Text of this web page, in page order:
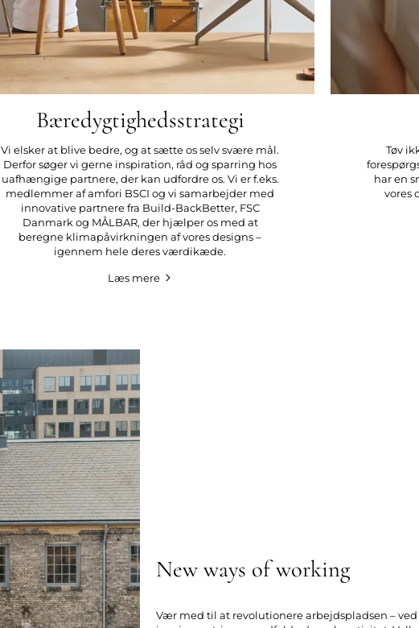
Bæredygtighedsstrategi
Vi elsker at blive bedre, og at sætte os selv svære mål.
Derfor søger vi gerne inspiration, råd og sparring hos
uafhængige partnere, der kan udfordre os. Vi er f.eks.
medlemmer af amfori BSCI og vi samarbejder med
innovative partnere fra Build-BackBetter, FSC
Danmark og MÅLBAR, der hjælper os med at
beregne klimapåvirkningen af vores designs –
igennem hele deres værdikæde.
Læs mere
Tøv
har en
vores
New ways of working
Vær med til at revolutionere arbejdspladsen –